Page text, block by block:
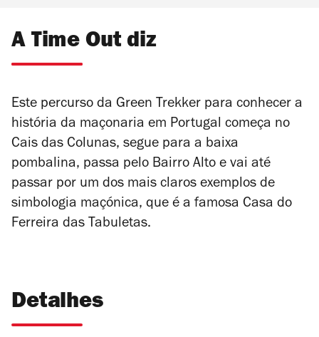
A Time Out diz
Este percurso da Green Trekker para conhecer a
história da maçonaria em Portugal começa no
Cais das Colunas, segue para a baixa
pombalina, passa pelo Bairro Alto e vai até
passar por um dos mais claros exemplos de
simbologia maçónica, que é a famosa Casa do
Ferreira das Tabuletas.
Detalhes